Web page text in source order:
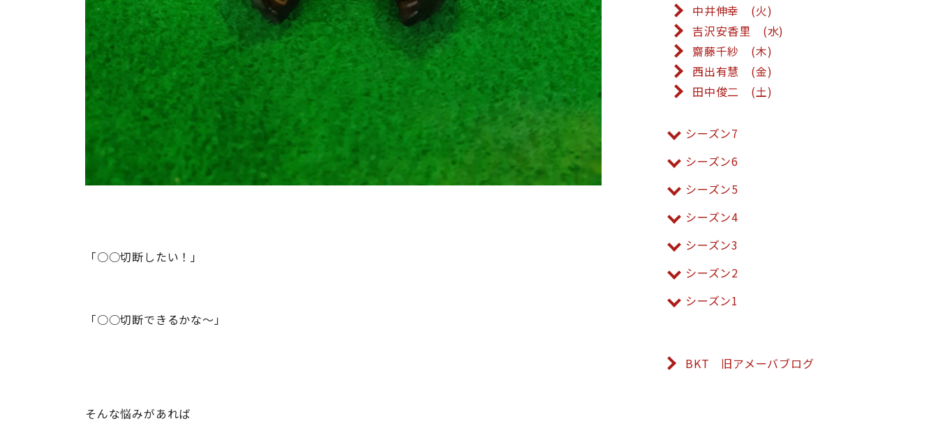
「○○切断したい！」
「○○切断できるかな～」
そんな悩みがあれば
中井伸幸 (火)
吉沢安香里 (水)
齋藤千紗 (木)
西出有慧 (金)
田中俊二 (土)
シーズン7
シーズン6
シーズン5
シーズン4
シーズン3
シーズン2
シーズン1
BKT 旧アメーバブログ